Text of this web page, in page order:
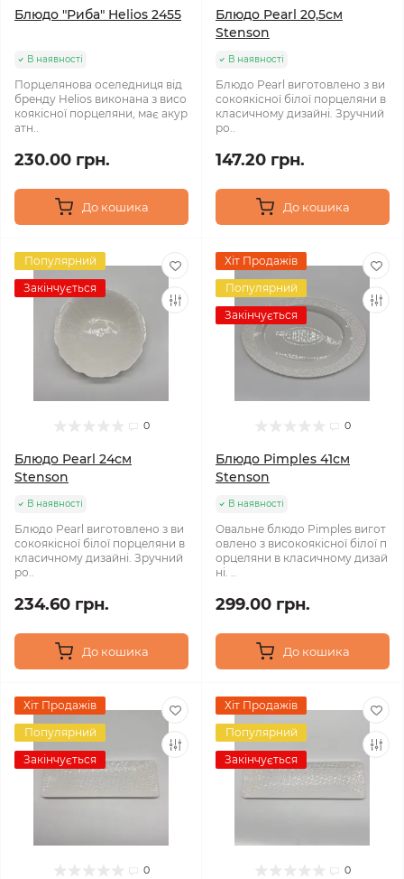
Блюдо "Риба" Helios 2455
В наявності
Порцелянова оселедниця від
бренду Helios виконана з висо
коякісної порцеляни, має акур
атн..
230.00 грн.
До кошика
Блюдо Pearl 20,5см
Stenson
В наявності
Блюдо Pearl виготовлено з ви
сокоякісної білої порцеляни в
класичному дизайні. Зручний
ро..
147.20 грн.
До кошика
Популярний
Закінчується
0
Блюдо Pearl 24см
Stenson
В наявності
Блюдо Pearl виготовлено з ви
сокоякісної білої порцеляни в
класичному дизайні. Зручний
ро..
234.60 грн.
До кошика
Хіт Продажів
Популярний
Закінчується
0
Блюдо Pimples 41см
Stenson
В наявності
Овальне блюдо Pimples вигот
овлено з високоякісної білої п
орцеляни в класичному дизай
ні. ..
299.00 грн.
До кошика
Хіт Продажів
Популярний
Закінчується
0
Хіт Продажів
Популярний
Закінчується
0